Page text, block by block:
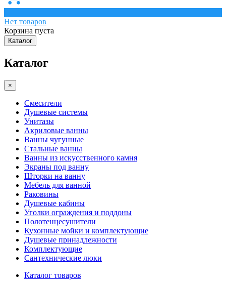
Нет товаров
Корзина пуста
Каталог
Каталог
×
Смесители
Душевые системы
Унитазы
Акриловые ванны
Ванны чугунные
Стальные ванны
Ванны из искусственного камня
Экраны под ванну
Шторки на ванну
Мебель для ванной
Раковины
Душевые кабины
Уголки ограждения и поддоны
Полотенцесушители
Кухонные мойки и комплектующие
Душевые принадлежности
Комплектующие
Сантехнические люки
Каталог товаров